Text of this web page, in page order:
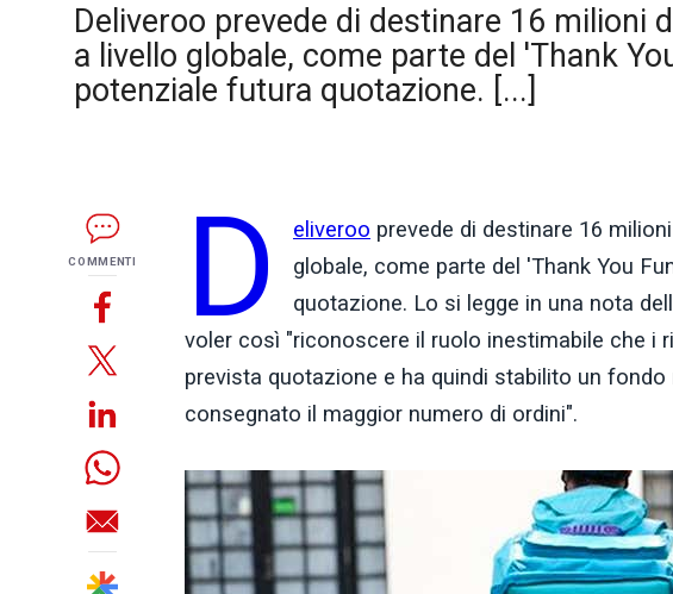
Deliveroo prevede di destinare 16 milioni
a livello globale, come parte del 'Thank
potenziale futura quotazione. [...]
COMMENTI D eliveroo prevede di destinare 16
globale, come parte del 'Thank You
quotazione. Lo si legge in una nota
voler così "riconoscere il ruolo inestimabile che i
prevista quotazione e ha quindi stabilito un
consegnato il maggior numero di ordini".